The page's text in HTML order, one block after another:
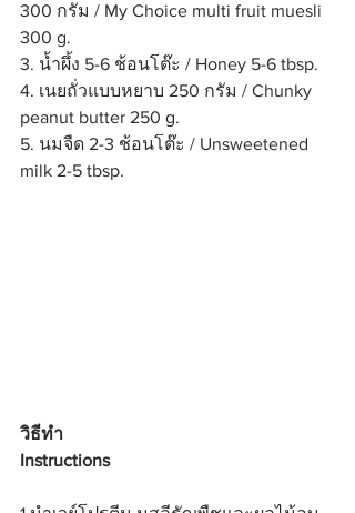
300 กรัม / My Choice multi fruit muesli
300 g.
3. น้ำผึ้ง 5-6 ช้อนโต๊ะ / Honey 5-6 tbsp.
4. เนยถั่วแบบหยาบ 250 กรัม / Chunky
peanut butter 250 g.
5. นมจืด 2-3 ช้อนโต๊ะ / Unsweetened
milk 2-5 tbsp.
วิธีทำ
Instructions